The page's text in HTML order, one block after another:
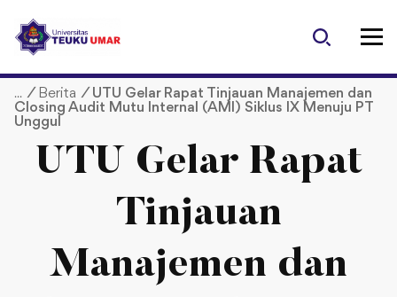
p
/ Berita / UTU Gelar Rapat Tinjauan Manajemen dan
Closing Audit Mutu Internal (AMI) Siklus IX Menuju PT
Unggul
UTU Gelar Rapat
Tinjauan
Manajemen dan